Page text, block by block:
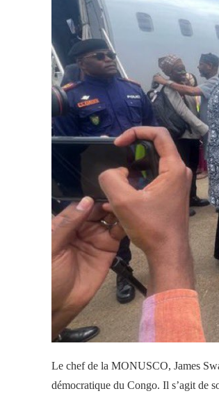
Le chef de la MONUSCO, James
démocratique du Congo. Il s’agit de